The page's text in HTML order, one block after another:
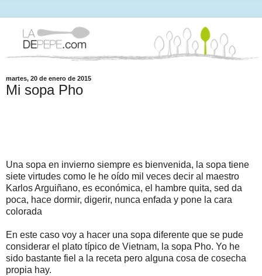
martes, 20 de enero de 2015
Mi sopa Pho
Una sopa en invierno siempre es bienvenida, la sopa tiene
siete virtudes como le he oído mil veces decir al maestro
Karlos Arguiñano, es económica, el hambre quita, sed da
poca, hace dormir, digerir, nunca enfada y pone la cara
colorada
En este caso voy a hacer una sopa diferente que se pude
considerar el plato típico de Vietnam, la sopa Pho. Yo he
sido bastante fiel a la receta pero alguna cosa de cosecha
propia hay.